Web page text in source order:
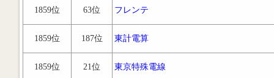
1859位 63位 フレンテ
1859位 187位 東計電算
1859位 21位 東京特殊電線